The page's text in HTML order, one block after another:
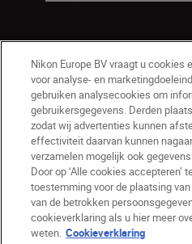
NL Nikon Sites
Contact opnemen
Nikon Europe BV vraagt u cookies
voor analyse- en
gebruiken analysecookies om
gebruikersgegevens. Derden
zodat wij advertenties kunnen
effectiviteit daarvan kunnen
verzamelen mogelijk ook
Door op ‘Alle cookies accepteren’
toestemming voor de plaatsing
van de betrokken
cookieverklaring als u hier meer
weten. Cookieverklaring